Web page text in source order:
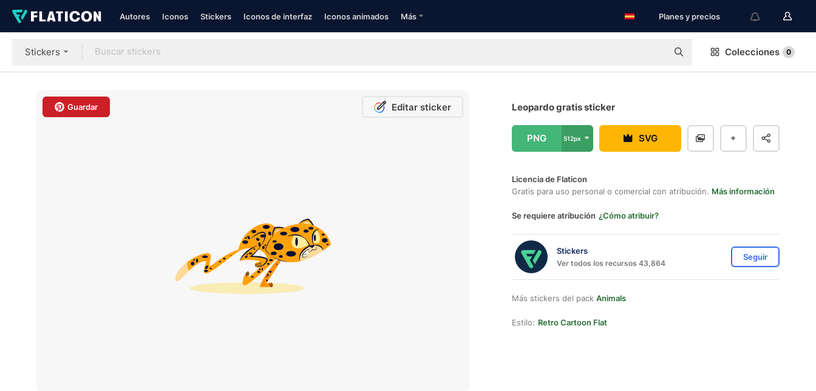
Autores Iconos Stickers Iconos de interfaz Iconos animados Más Planes y precios
Stickers Colecciones 0
Guardar Editar sticker Leopardo gratis sticker
PNG 512px SVG
Licencia de Flaticon
Gratis para uso personal o comercial con atribución. Más información
Se requiere atribución ¿Cómo atribuir?
Stickers
Ver todos los recursos 43,864
Seguir
Más stickers del pack Animals
Estilo: Retro Cartoon Flat